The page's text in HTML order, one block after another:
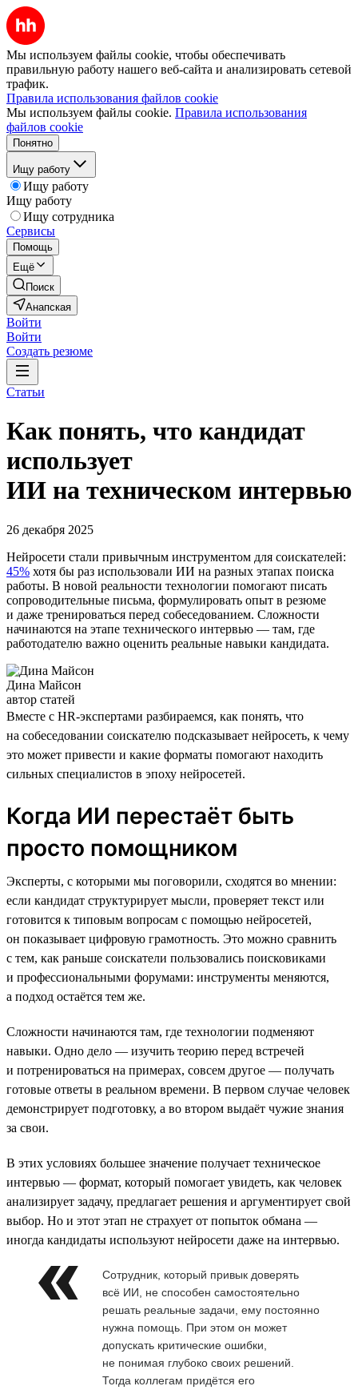
Мы используем файлы cookie, чтобы обеспечивать
правильную работу нашего веб-сайта и анализировать сетевой
трафик.
Правила использования файлов cookie
Мы используем файлы cookie. Правила использования
файлов cookie
Понятно
Ищу работу
Ищу работу
Ищу работу
Ищу сотрудника
Сервисы
Помощь
Ещё
Поиск
Анапская
Войти
Войти
Создать резюме
Статьи
Как понять, что кандидат
использует
ИИ на техническом интервью
26 декабря 2025
Нейросети стали привычным инструментом для соискателей:
45% хотя бы раз использовали ИИ на разных этапах поиска
работы. В новой реальности технологии помогают писать
сопроводительные письма, формулировать опыт в резюме
и даже тренироваться перед собеседованием. Сложности
начинаются на этапе технического интервью — там, где
работодателю важно оценить реальные навыки кандидата.
Дина Майсон
автор статей
Вместе с HR-экспертами разбираемся, как понять, что
на собеседовании соискателю подсказывает нейросеть, к чему
это может привести и какие форматы помогают находить
сильных специалистов в эпоху нейросетей.
Когда ИИ перестаёт быть
просто помощником
Эксперты, с которыми мы поговорили, сходятся во мнении:
если кандидат структурирует мысли, проверяет текст или
готовится к типовым вопросам с помощью нейросетей,
он показывает цифровую грамотность. Это можно сравнить
с тем, как раньше соискатели пользовались поисковиками
и профессиональными форумами: инструменты меняются,
а подход остаётся тем же.
Сложности начинаются там, где технологии подменяют
навыки. Одно дело — изучить теорию перед встречей
и потренироваться на примерах, совсем другое — получать
готовые ответы в реальном времени. В первом случае человек
демонстрирует подготовку, а во втором выдаёт чужие знания
за свои.
В этих условиях большее значение получает техническое
интервью — формат, который помогает увидеть, как человек
анализирует задачу, предлагает решения и аргументирует свой
выбор. Но и этот этап не страхует от попыток обмана —
иногда кандидаты используют нейросети даже на интервью.
Сотрудник, который привык доверять
всё ИИ, не способен самостоятельно
решать реальные задачи, ему постоянно
нужна помощь. При этом он может
допускать критические ошибки,
не понимая глубоко своих решений.
Тогда коллегам придётся его